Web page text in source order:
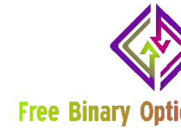
3 gratis bates
seine elke 15
maklik om 'n beter
100+ Seine per dag